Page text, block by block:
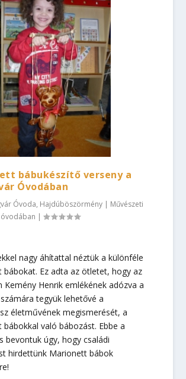
bábukészítő verseny a
Óvodában
Óvoda, Hajdúböszörmény| Művészeti
|
nagy áhítattal néztük a különféle
bábokat. Ez adta az ötletet, hogy az
Kemény Henrik emlékének adózva a
tegyük lehetővé a
életművének megismerését, a
való bábozást. Ebbe a
bevontuk úgy, hogy családi
hirdettünk Marionett bábok